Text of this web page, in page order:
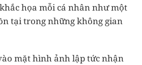
họa mỗi cá nhân như một
tại trong những không gian
mặt hình ảnh lập tức nhận